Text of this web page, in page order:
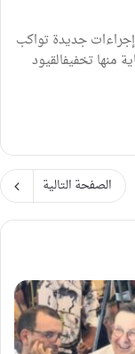
جديدة تواكب
منها تخفيفالقيود
الصفحة التالية